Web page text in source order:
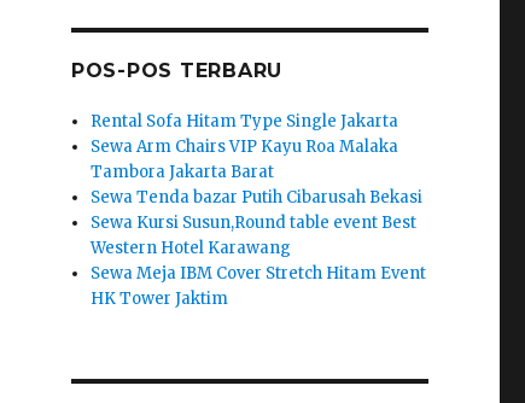
POS-POS TERBARU
Rental Sofa Hitam Type Single Jakarta
Sewa Arm Chairs VIP Kayu Roa Malaka
Tambora Jakarta Barat
Sewa Tenda bazar Putih Cibarusah Bekasi
Sewa Kursi Susun,Round table event Best
Western Hotel Karawang
Sewa Meja IBM Cover Stretch Hitam Event
HK Tower Jaktim